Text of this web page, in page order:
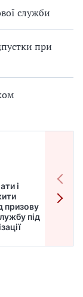
служби
при
і
призову
під